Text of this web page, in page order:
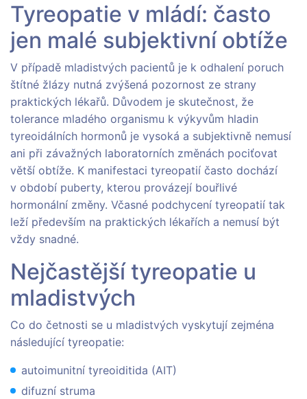
Tyreopatie v mládí: často
jen malé subjektivní obtíže
V případě mladistvých pacientů je k odhalení poruch
štítné žlázy nutná zvýšená pozornost ze strany
praktických lékařů. Důvodem je skutečnost, že
tolerance mladého organismu k výkyvům hladin
tyreoidálních hormonů je vysoká a subjektivně nemusí
ani při závažných laboratorních změnách pociťovat
větší obtíže. K manifestaci tyreopatií často dochází
v období puberty, kterou provázejí bouřlivé
hormonální změny. Včasné podchycení tyreopatií tak
leží především na praktických lékařích a nemusí být
vždy snadné.
Nejčastější tyreopatie u
mladistvých
Co do četnosti se u mladistvých vyskytují zejména
následující tyreopatie:
autoimunitní tyreoiditida (AIT)
difuzní struma